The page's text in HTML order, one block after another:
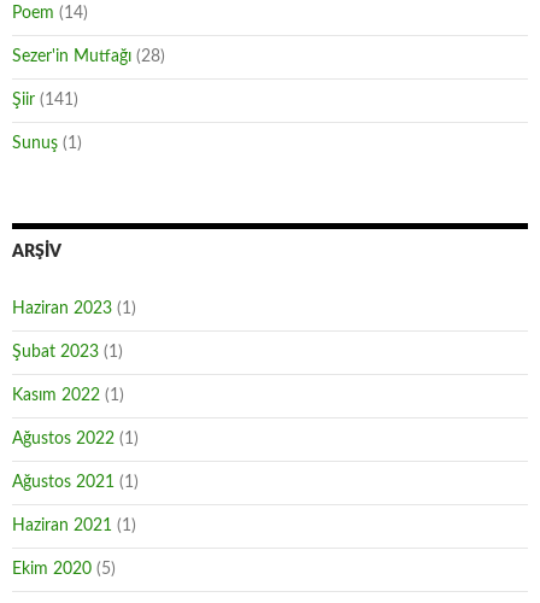
Poem (14)
Sezer'in Mutfağı (28)
Şiir (141)
Sunuş (1)
ARŞIV
Haziran 2023 (1)
Şubat 2023 (1)
Kasım 2022 (1)
Ağustos 2022 (1)
Ağustos 2021 (1)
Haziran 2021 (1)
Ekim 2020 (5)